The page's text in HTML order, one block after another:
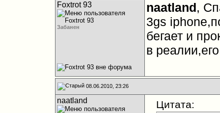
Foxtrot 93
Забанен
naatland,
3gs
бегает и
в
08.06.2010, 23:26
naatland Цитата: